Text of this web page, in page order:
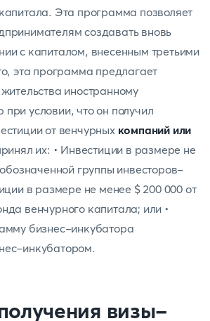
Эта программа позволяет
создавать вновь
с капиталом, внесенным третьими
эта программа предлагает
иностранному
условии, что он получил
от венчурных компаний или
их: • Инвестиции в размере не
группы инвесторов-
в размере не менее $ 200 000 от
венчурного капитала; или •
бизнес-инкубатора
инкубатором.
визы-